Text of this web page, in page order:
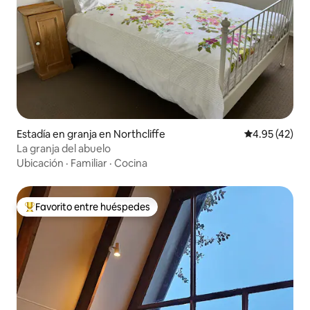
Estadía en granja en Northcliffe Calificación
4.95 (42)
La granja del abuelo
Ubicación · Familiar · Cocina
Favorito entre huéspedes preferido
Favorito entre huéspedes